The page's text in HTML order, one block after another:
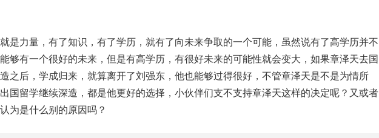
是力量，有了知识，有了学历，就有了向未来争取的一个可能，虽然说有了高学历并不
够有一个很好的未来，但是有高学历，有很好未来的可能性就会变大，如果章泽天去国
之后，学成归来，就算离开了刘强东，他也能够过得很好，不管章泽天是不是为情所
国留学继续深造，都是他更好的选择，小伙伴们支不支持章泽天这样的决定呢？又或者
为是什么别的原因吗？